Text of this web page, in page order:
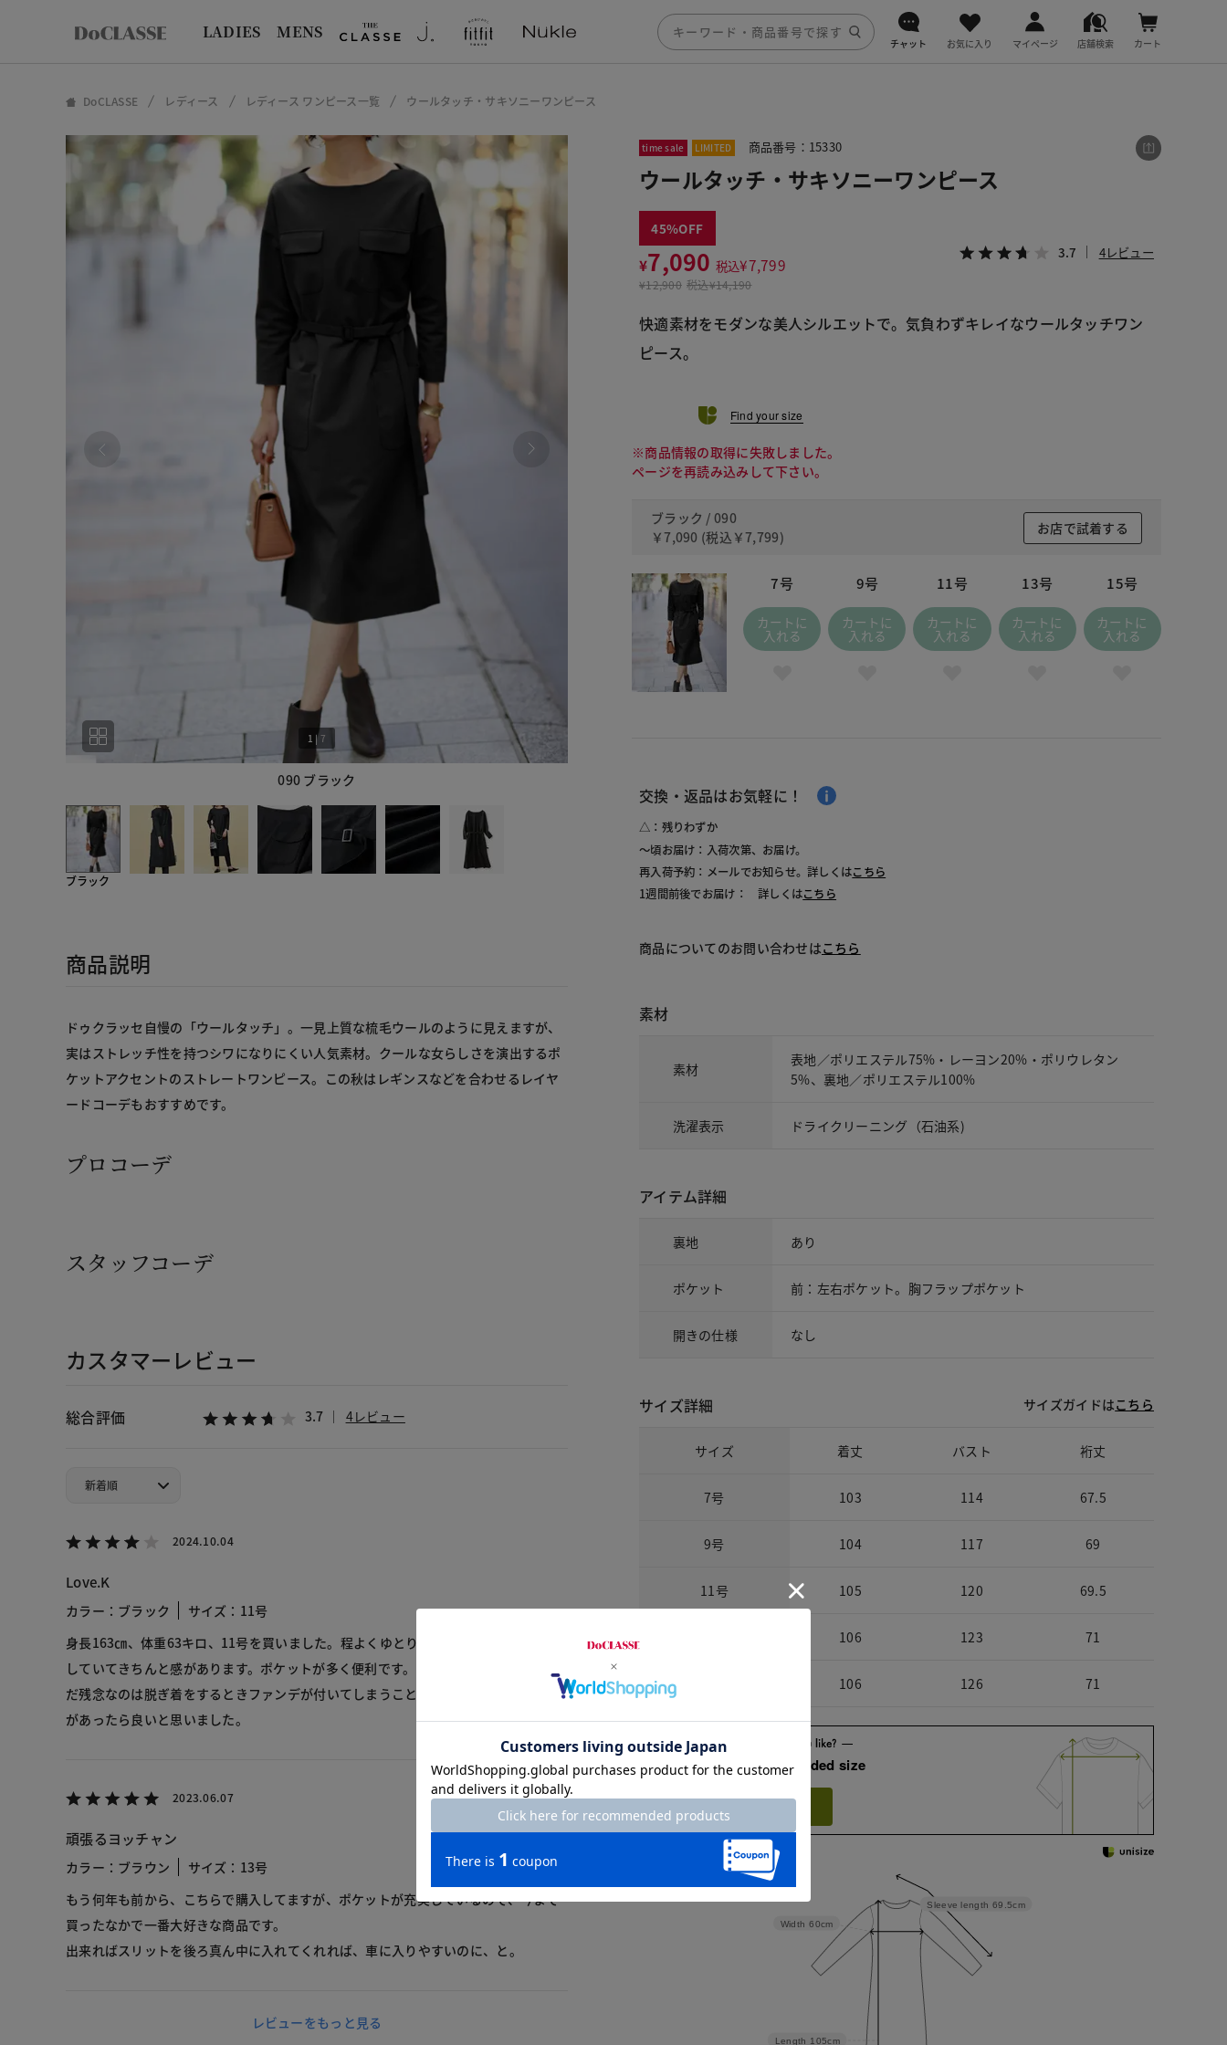
LADIES MENS
チャット お気に入り マイページ 店舗検索 カート
DoCLASSE レディース レディース ワンピース一覧 ウールタッチ・サキソニーワンピース
090 ブラック
1 |7
ブラック
商品説明
ドゥクラッセ自慢の「ウールタッチ」。一見上質な梳毛ウールのように見えますが、
実はストレッチ性を持つシワになりにくい人気素材。クールな女らしさを演出するポ
ケットアクセントのストレートワンピース。この秋はレギンスなどを合わせるレイヤ
ードコーデもおすすめです。
プロコーデ
スタッフコーデ
カスタマーレビュー
総合評価 3.7 4レビュー
2024.10.04
Love.K
カラー：ブラック
サイズ：11号
身長163㎝、体重63キロ、11号を買いました。程よくゆとりがあり、生地はしっかり
していてきちんと感があります。ポケットが多く便利です。仕事用に着ています。た
だ残念なのは脱ぎ着をするときファンデが付いてしまうことです。後ろにファスナー
があったら良いと思いました。
2023.06.07
頑張るヨッチャン
カラー：ブラウン
サイズ：13号
もう何年も前から、こちらで購入してますが、ポケットが充実しているので、今まで
買ったなかで一番大好きな商品です。
出来ればスリットを後ろ真ん中に入れてくれれば、車に入りやすいのに、と。
レビューをもっと見る
time sale LIMITED 商品番号：15330
ウールタッチ・サキソニーワンピース
45
¥7,090 税込¥7,799
¥12,900 税込¥14,190
3.7 4レビュー
快適素材をモダンな美人シルエットで。気負わずキレイなウールタッチワン
ピース。
Find your size
※商品情報の取得に失敗しました。
ページを再読み込みして下さい。
ブラック / 090
￥7,090 (税込 ￥7,799)
お店で試着する
7号
カートに
入れる
9号
カートに
入れる
11号
カートに
入れる
13号
カートに
入れる
15号
カートに
入れる
交換・返品はお気軽に！
△：残りわずか
～頃お届け：入荷次第、お届け。
再入荷予約：メールでお知らせ。詳しくはこちら
1週間前後でお届け： 詳しくはこちら
商品についてのお問い合わせはこちら
素材
素材
表地／ポリエステル75%・レーヨン20%・ポリウレタン
5%、裏地／ポリエステル100%
洗濯表示 ドライクリーニング（石油系)
アイテム詳細
裏地 あり
ポケット 前：左右ポケット。胸フラップポケット
開きの仕様 なし
サイズ詳細 サイズガイドはこちら
サイズ 着丈 バスト 裄丈
7号 103 114 67.5
9号 104 117 69
11号 105 120 69.5
106 123 71
106 126 71
Check the recommended size
Sleeve length 69.5cm
Length 105cm
Width 60cm